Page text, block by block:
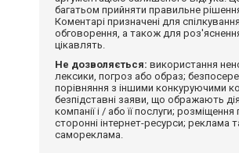
багатьом прийняти правильне
Коментарі призначені для
обговорення, а також для
цікавлять.
Не дозволяється: використання
лексики, погроз або образ;
порівняння з іншими конкуруючими
безпідставні заяви, що ображають
компанії і / або її послуги;
сторонні інтернет-ресурси; реклама
самореклама.